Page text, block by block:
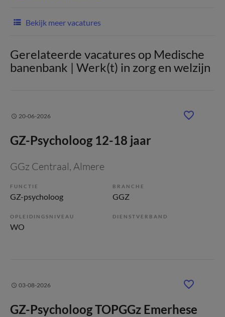
Bekijk meer vacatures
Gerelateerde vacatures op Medische
banenbank | Werk(t) in zorg en welzijn
20-06-2026
GZ-Psycholoog 12-18 jaar
GGz Centraal, Almere
FUNCTIE
GZ-psycholoog
BRANCHE
GGZ
OPLEIDINGSNIVEAU
WO
DIENSTVERBAND
03-08-2026
GZ-Psycholoog TOPGGz Emerhese